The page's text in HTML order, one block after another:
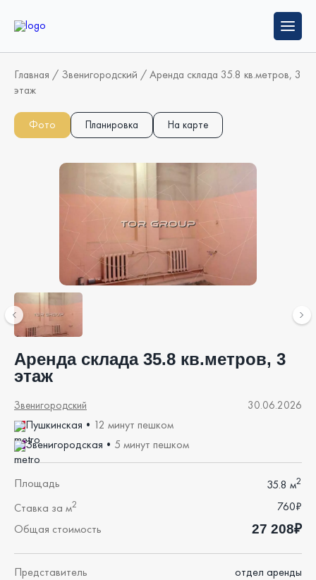
Главная / Звенигородский /Аренда склада 35.8 кв.метров, 3
этаж
Фото Планировка На карте
Аренда склада 35.8 кв.метров, 3
этаж
30.06.2026
Звенигородский
Пушкинская • 12 минут пешком
Звенигородская • 5 минут пешком
Площадь 35.8 м2
Ставка за м2
760₽
Общая стоимость
27 208₽
Представитель отдел аренды